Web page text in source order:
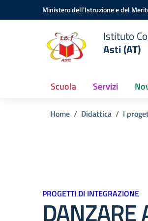
Vai ai contenuti
Vai al menu di navigazioneMinistero dell'Istruzione e del
Istituto
Asti (AT)
Scuola Servizi
Home Didattica I
PROGETTI DI INTEGRAZIONE
DANZARE